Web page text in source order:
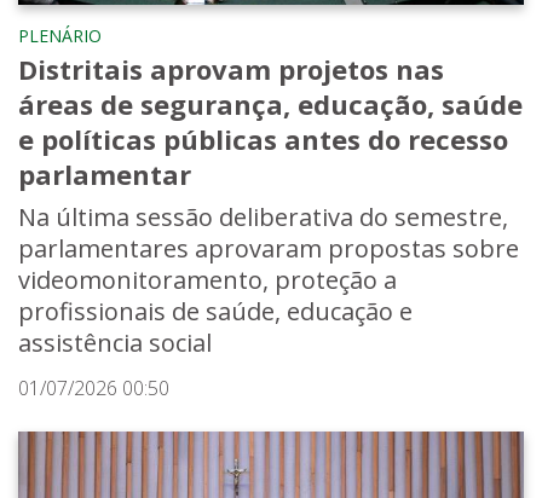
PLENÁRIO
Distritais aprovam projetos nas
áreas de segurança, educação, saúde
e políticas públicas antes do recesso
parlamentar
Na última sessão deliberativa do semestre,
parlamentares aprovaram propostas sobre
videomonitoramento, proteção a
profissionais de saúde, educação e
assistência social
01/07/2026 00:50